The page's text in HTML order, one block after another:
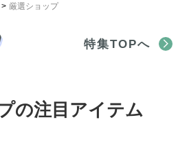
厳選ショップ
特集TOPへ
の注目アイテム